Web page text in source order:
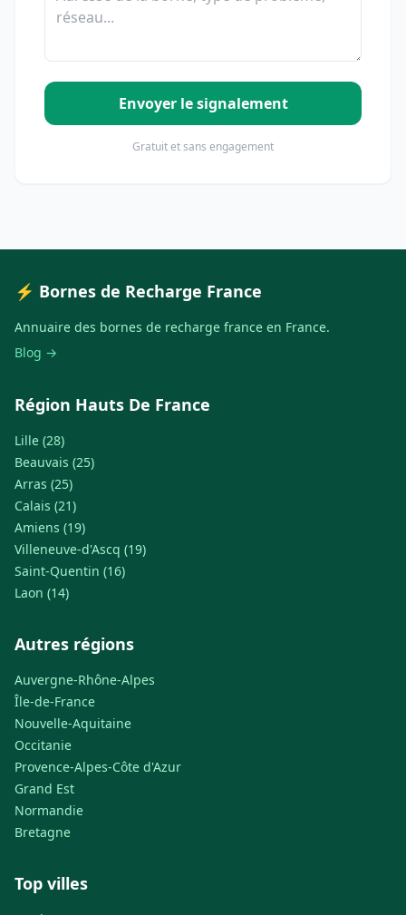
Envoyer le signalement
Gratuit et sans engagement
⚡ Bornes de Recharge France
Annuaire des bornes de recharge france en France.
Blog →
Région Hauts De France
Lille (28)
Beauvais (25)
Arras (25)
Calais (21)
Amiens (19)
Villeneuve-d'Ascq (19)
Saint-Quentin (16)
Laon (14)
Autres régions
Auvergne-Rhône-Alpes
Île-de-France
Nouvelle-Aquitaine
Occitanie
Provence-Alpes-Côte d'Azur
Grand Est
Normandie
Bretagne
Top villes